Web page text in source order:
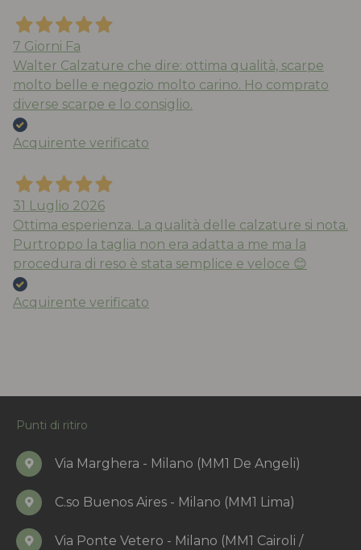
7 Giorni Fa
Walter Calzature che dire: ottima qualità, scarpe
molto belle e negozio molto carino. Ho comprato
diverse scarpe e lo consiglio.
Acquirente verificato
31 Luglio 2026
Ottima esperienza. La qualità delle calzature si nota.
Purtroppo la taglia non era adatta a me ma la
procedura di reso è stata semplice e veloce 😊
Acquirente verificato
Punti di ritiro
Via Marghera - Milano (MM1 De Angeli)
C.so Buenos Aires - Milano (MM1 Lima)
Via Ponte Vetero - Milano (MM1 Cairoli /